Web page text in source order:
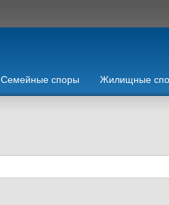
Семейные споры Жилищные